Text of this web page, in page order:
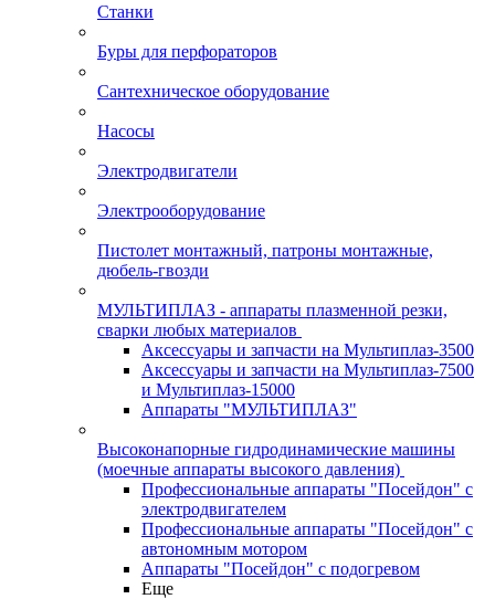
Станки
Буры для перфораторов
Сантехническое оборудование
Насосы
Электродвигатели
Электрооборудование
Пистолет монтажный, патроны монтажные,
дюбель-гвозди
МУЛЬТИПЛАЗ - аппараты плазменной резки,
сварки любых материалов
Аксессуары и запчасти на Мультиплаз-3500
Аксессуары и запчасти на Мультиплаз-7500
и Мультиплаз-15000
Аппараты "МУЛЬТИПЛАЗ"
Высоконапорные гидродинамические машины
(моечные аппараты высокого давления)
Профессиональные аппараты "Посейдон" с
электродвигателем
Профессиональные аппараты "Посейдон" с
автономным мотором
Аппараты "Посейдон" с подогревом
Еще